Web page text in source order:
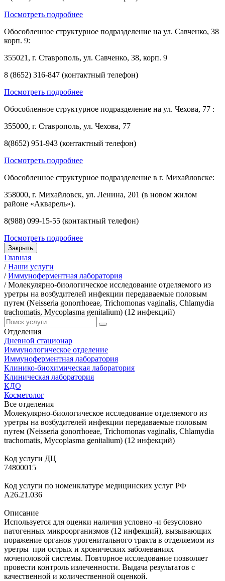
Посмотреть подробнее
Обособленное структурное подразделение на ул. Савченко, 38
корп. 9:
355021, г. Ставрополь, ул. Савченко, 38, корп. 9
8 (8652) 316-847 (контактный телефон)
Посмотреть подробнее
Обособленное структурное подразделение на ул. Чехова, 77 :
355000, г. Ставрополь, ул. Чехова, 77
8(8652) 951-943 (контактный телефон)
Посмотреть подробнее
Обособленное структурное подразделение в г. Михайловске:
358000, г. Михайловск, ул. Ленина, 201 (в новом жилом
районе «Акварель»).
8(988) 099-15-55 (контактный телефон)
Посмотреть подробнее
Закрыть
Главная
/ Наши услуги
/ Иммуноферментная лаборатория
/ Молекулярно-биологическое исследование отделяемого из
уретры на возбудителей инфекции передаваемые половым
путем (Neisseria gonorrhoeae, Trichomonas vaginalis, Chlamydia
trachomatis, Mycoplasma genitalium) (12 инфекций)
Отделения
Дневной стационар
Иммунологическое отделение
Иммуноферментная лаборатория
Клинико-биохимическая лаборатория
Клиническая лаборатория
КДО
Косметолог
Все отделения
Молекулярно-биологическое исследование отделяемого из
уретры на возбудителей инфекции передаваемые половым
путем (Neisseria gonorrhoeae, Trichomonas vaginalis, Chlamydia
trachomatis, Mycoplasma genitalium) (12 инфекций)
Код услуги ДЦ
74800015
Код услуги по номенклатуре медицинских услуг РФ
A26.21.036
Описание
Используется для оценки наличия условно -и безусловно
патогенных микроорганизмов (12 инфекций), вызывающих
поражение органов урогенитального тракта в отделяемом из
уретры при острых и хронических заболеваниях
мочеполовой системы. Повторное исследование позволяет
провести контроль излеченности. Выдача результатов с
качественной и количественной оценкой.